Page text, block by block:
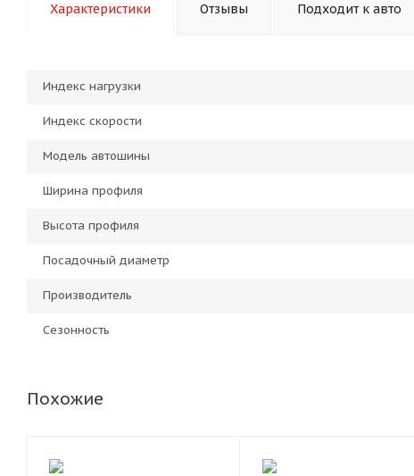
Характеристики Отзывы Подходит к авто
Индекс нагрузки
Индекс скорости
Модель автошины
Ширина профиля
Высота профиля
Посадочный диаметр
Производитель
Сезонность
Похожие